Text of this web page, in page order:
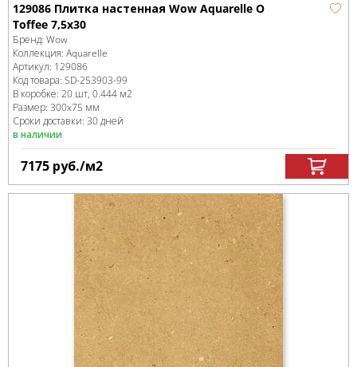
129086 Плитка настенная Wow Aquarelle O
Toffee 7,5x30
Бренд: Wow
Коллекция: Aquarelle
Артикул: 129086
Код товара: SD-253903-99
В коробке: 20 шт, 0.444 м2
Размер: 300x75 мм
Сроки доставки: 30 дней
в наличии
7175 руб./м2